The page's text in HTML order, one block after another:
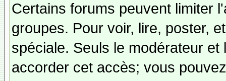
Certains forums peuvent limiter
groupes. Pour voir, lire, poster,
spéciale. Seuls le modérateur
accorder cet accès; vous